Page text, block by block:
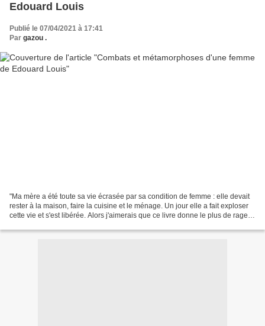
Edouard Louis
Publié le 07/04/2021 à 17:41
Par gazou .
"Ma mère a été toute sa vie écrasée par sa condition de femme : elle devait
rester à la maison, faire la cuisine et le ménage. Un jour elle a fait exploser
cette vie et s'est libérée. Alors j'aimerais que ce livre donne le plus de rage